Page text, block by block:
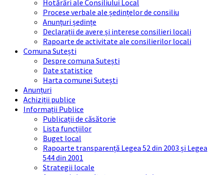
Hotărâri ale Consiliului Local
Procese verbale ale ședințelor de consiliu
Anunțuri ședințe
Declarații de avere și interese consilieri locali
Rapoarte de activitate ale consilierilor locali
Comuna Sutești
Despre comuna Sutești
Date statistice
Harta comunei Sutești
Anunțuri
Achiziții publice
Informații Publice
Publicații de căsătorie
Lista funcțiilor
Buget local
Rapoarte transparență Legea 52 din 2003 și Legea
544 din 2001
Strategii locale